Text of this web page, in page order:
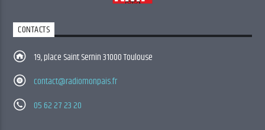
CONTACTS
19, place Saint Sernin 31000 Toulouse
contact@radiomonpais.fr
05 62 27 23 20